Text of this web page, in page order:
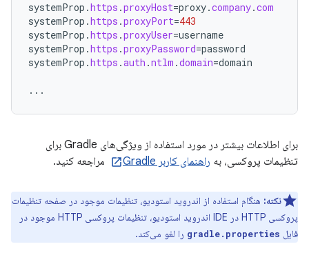
systemProp .https .proxyHost=proxy.company.com
systemProp .https .proxyPort=443
systemProp .https .proxyUser=username
systemProp .https .proxyPassword=password
systemProp .https .auth .ntlm .domain=domain
...
برای اطلاعات بیشتر در مورد استفاده از ویژگی‌های Gradle برای
تنظیمات پروکسی، به راهنمای کاربر Gradle مراجعه کنید.
نکته: هنگام استفاده از اندروید استودیو، تنظیمات موجود در صفحه تنظیمات
پروکسی HTTP در IDE اندروید استودیو، تنظیمات پروکسی HTTP موجود در
فایل gradle.properties را لغو می‌کند.